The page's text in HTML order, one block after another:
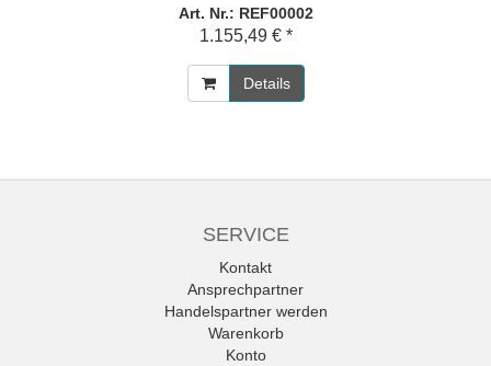
Art. Nr.: REF00002
1.155,49 € *
Details
SERVICE
Kontakt
Ansprechpartner
Handelspartner werden
Warenkorb
Konto